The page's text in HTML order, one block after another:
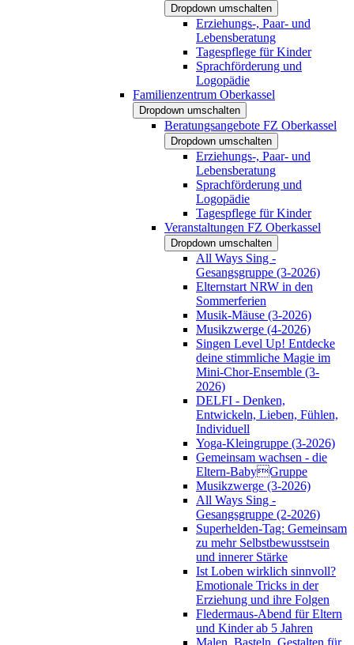
Dropdown umschalten
Erziehungs-, Paar- und
Lebensberatung
Tagespflege für Kinder
Sprachförderung und
Logopädie
Familienzentrum Oberkassel
Dropdown umschalten
Beratungsangebote FZ Oberkassel
Dropdown umschalten
Erziehungs-, Paar- und
Lebensberatung
Sprachförderung und
Logopädie
Tagespflege für Kinder
Veranstaltungen FZ Oberkassel
Dropdown umschalten
All Ways Sing -
Gesangsgruppe (3-2026)
Elternstart NRW in den
Sommerferien
Musik-Mäuse (3-2026)
Musikzwerge (4-2026)
Singen Level Up! Entdecke
deine stimmliche Magie im
Mini-Chor-Ensemble (3-
2026)
DELFI - Denken,
Entwickeln, Lieben, Fühlen,
Individuell
Yoga-Kleingruppe (3-2026)
Gemeinsam wachsen - die
Eltern-BabyGruppe
Musikzwerge (3-2026)
All Ways Sing -
Gesangsgruppe (2-2026)
Superhelden-Tag: Gemeinsam
zu mehr Selbstbewusstsein
und innerer Stärke
Ist Loben wirklich sinnvoll?
Emotionale Tricks in der
Erziehung und ihre Folgen
Fledermaus-Abend für Eltern
und Kinder ab 5 Jahren
Malen, Basteln, Gestalten für